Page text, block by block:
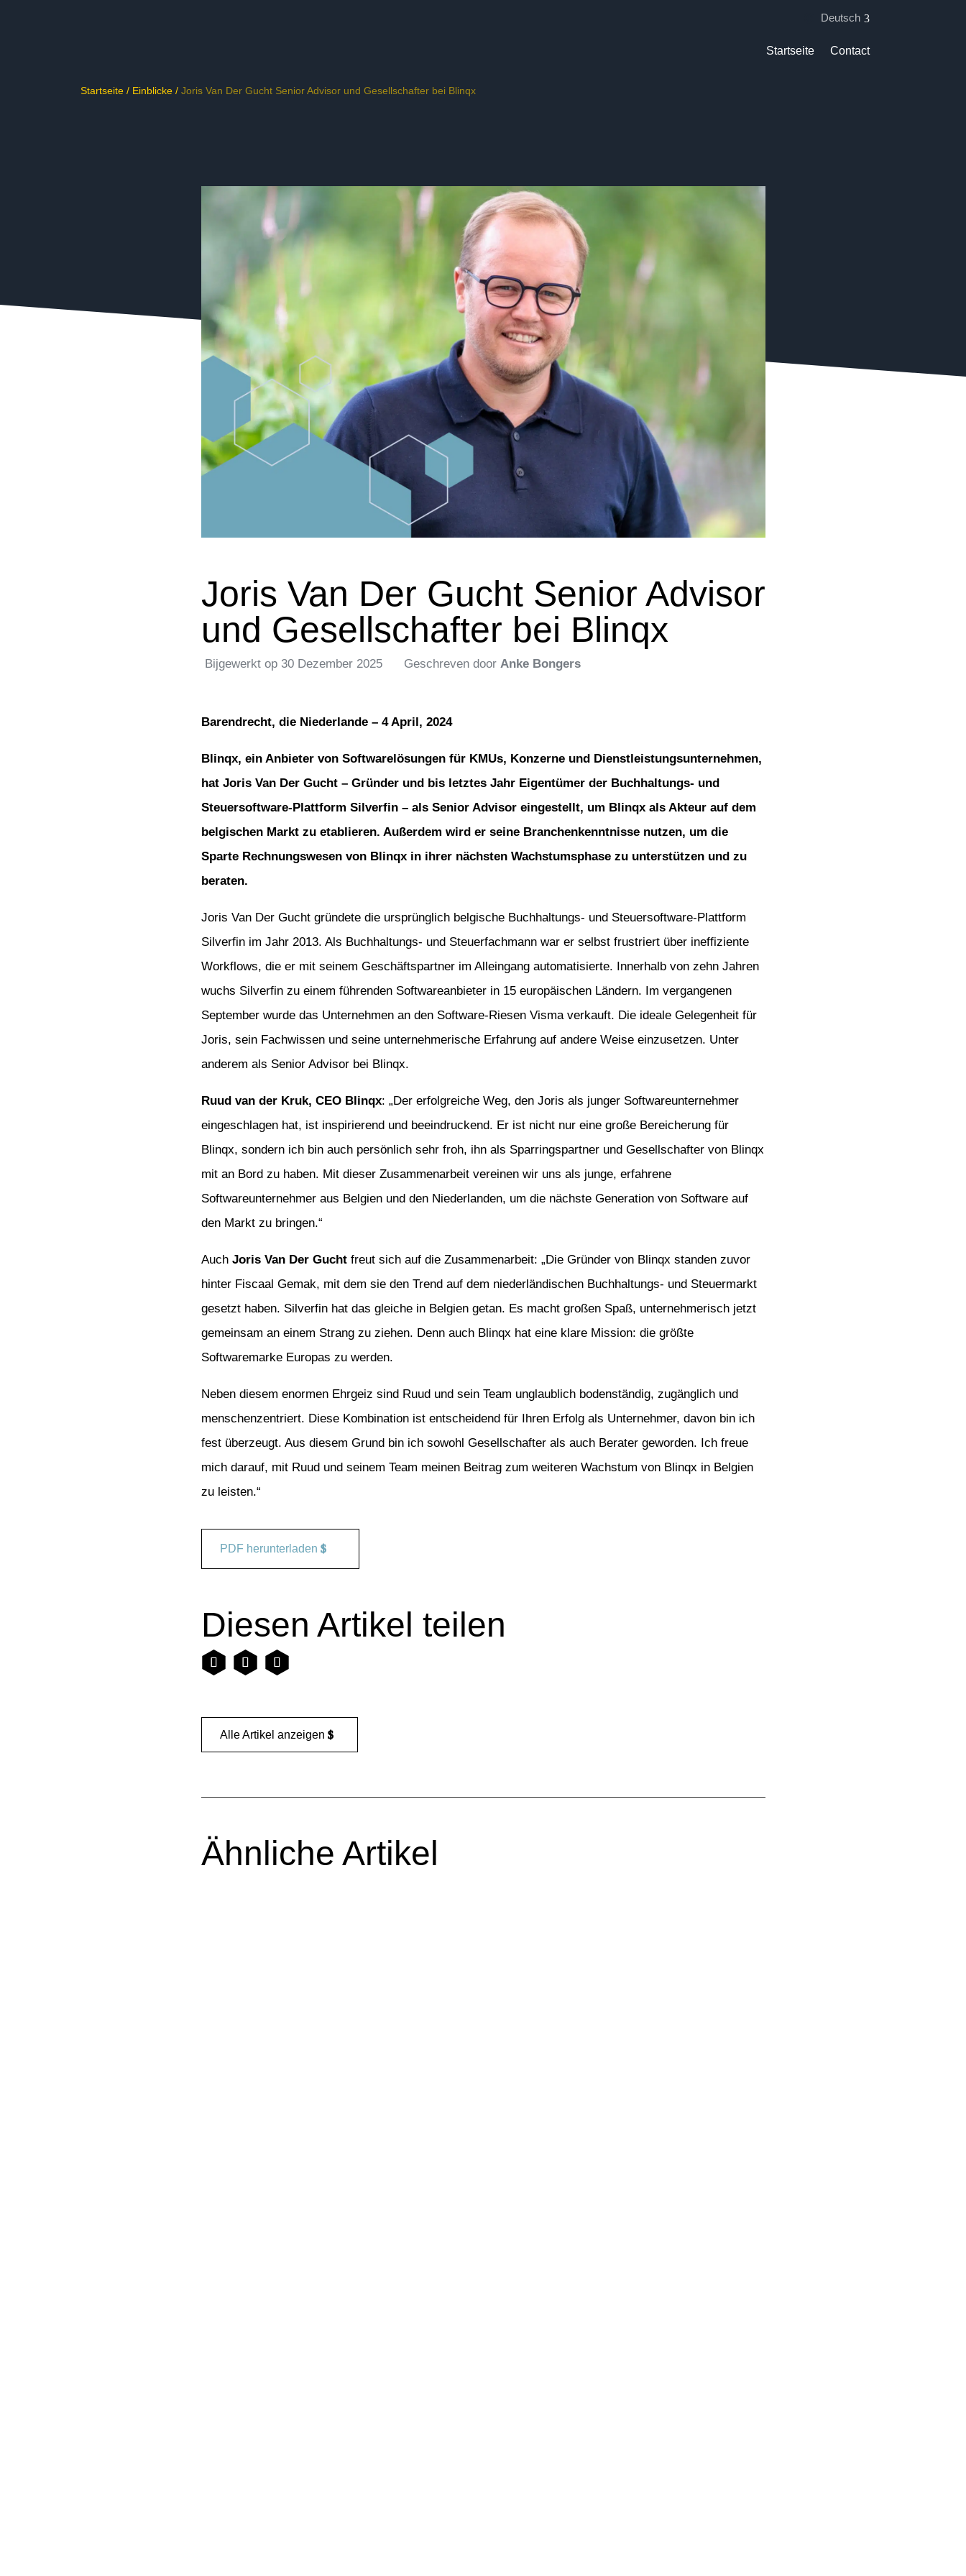
Deutsch
Startseite Contact
Startseite / Einblicke / Joris Van Der Gucht Senior Advisor und Gesellschafter bei Blinqx
Joris Van Der Gucht Senior Advisor
und Gesellschafter bei Blinqx
Bijgewerkt op 30 Dezember 2025 Geschreven door Anke Bongers
Barendrecht, die Niederlande – 4 April, 2024
Blinqx, ein Anbieter von Softwarelösungen für KMUs, Konzerne und Dienstleistungsunternehmen,
hat Joris Van Der Gucht – Gründer und bis letztes Jahr Eigentümer der Buchhaltungs- und
Steuersoftware-Plattform Silverfin – als Senior Advisor eingestellt, um Blinqx als Akteur auf dem
belgischen Markt zu etablieren. Außerdem wird er seine Branchenkenntnisse nutzen, um die
Sparte Rechnungswesen von Blinqx in ihrer nächsten Wachstumsphase zu unterstützen und zu
beraten.
Joris Van Der Gucht gründete die ursprünglich belgische Buchhaltungs- und Steuersoftware-Plattform
Silverfin im Jahr 2013. Als Buchhaltungs- und Steuerfachmann war er selbst frustriert über ineffiziente
Workflows, die er mit seinem Geschäftspartner im Alleingang automatisierte. Innerhalb von zehn Jahren
wuchs Silverfin zu einem führenden Softwareanbieter in 15 europäischen Ländern. Im vergangenen
September wurde das Unternehmen an den Software-Riesen Visma verkauft. Die ideale Gelegenheit für
Joris, sein Fachwissen und seine unternehmerische Erfahrung auf andere Weise einzusetzen. Unter
anderem als Senior Advisor bei Blinqx.
Ruud van der Kruk, CEO Blinqx: „Der erfolgreiche Weg, den Joris als junger Softwareunternehmer
eingeschlagen hat, ist inspirierend und beeindruckend. Er ist nicht nur eine große Bereicherung für
Blinqx, sondern ich bin auch persönlich sehr froh, ihn als Sparringspartner und Gesellschafter von Blinqx
mit an Bord zu haben. Mit dieser Zusammenarbeit vereinen wir uns als junge, erfahrene
Softwareunternehmer aus Belgien und den Niederlanden, um die nächste Generation von Software auf
den Markt zu bringen.“
Auch Joris Van Der Guchtfreut sich auf die Zusammenarbeit: „Die Gründer von Blinqx standen zuvor
hinter Fiscaal Gemak, mit dem sie den Trend auf dem niederländischen Buchhaltungs- und Steuermarkt
gesetzt haben. Silverfin hat das gleiche in Belgien getan. Es macht großen Spaß, unternehmerisch jetzt
gemeinsam an einem Strang zu ziehen. Denn auch Blinqx hat eine klare Mission: die größte
Softwaremarke Europas zu werden.
Neben diesem enormen Ehrgeiz sind Ruud und sein Team unglaublich bodenständig, zugänglich und
menschenzentriert. Diese Kombination ist entscheidend für Ihren Erfolg als Unternehmer, davon bin ich
fest überzeugt. Aus diesem Grund bin ich sowohl Gesellschafter als auch Berater geworden. Ich freue
mich darauf, mit Ruud und seinem Team meinen Beitrag zum weiteren Wachstum von Blinqx in Belgien
zu leisten.“
PDF herunterladen
Diesen Artikel teilen
Alle Artikel anzeigen
Ähnliche Artikel